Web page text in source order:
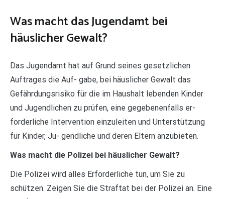
Was macht das Jugendamt bei
häuslicher Gewalt?
Das Jugendamt hat auf Grund seines gesetzlichen
Auftrages die Auf- gabe, bei häuslicher Gewalt das
Gefährdungsrisiko für die im Haushalt lebenden Kinder
und Jugendlichen zu prüfen, eine gegebenenfalls er-
forderliche Intervention einzuleiten und Unterstützung
für Kinder, Ju- gendliche und deren Eltern anzubieten.
Was macht die Polizei bei häuslicher Gewalt?
Die Polizei wird alles Erforderliche tun, um Sie zu
schützen. Zeigen Sie die Straftat bei der Polizei an. Eine